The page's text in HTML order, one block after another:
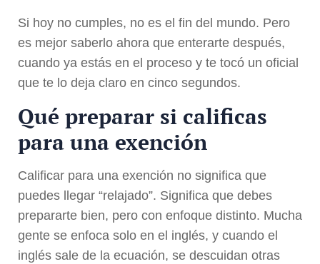
Si hoy no cumples, no es el fin del mundo. Pero
es mejor saberlo ahora que enterarte después,
cuando ya estás en el proceso y te tocó un oficial
que te lo deja claro en cinco segundos.
Qué preparar si calificas
para una exención
Calificar para una exención no significa que
puedes llegar “relajado”. Significa que debes
prepararte bien, pero con enfoque distinto. Mucha
gente se enfoca solo en el inglés, y cuando el
inglés sale de la ecuación, se descuidan otras